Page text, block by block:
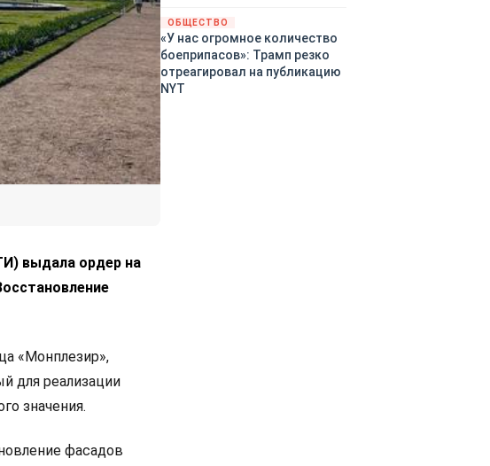
выдала ордер на
«Монплезир»,
для реализации
значения.
фасадов
ОБЩЕСТВО
«У нас огромное количество
боеприпасов»: Трамп резко
отреагировал на публикацию
NYT